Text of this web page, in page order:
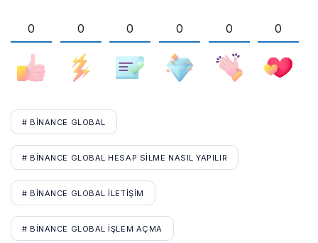
0 0 0 0 0 0
# BINANCE GLOBAL
# BINANCE GLOBAL HESAP SILME NASIL YAPILIR
# BINANCE GLOBAL ILETIŞIM
# BINANCE GLOBAL IŞLEM AÇMA